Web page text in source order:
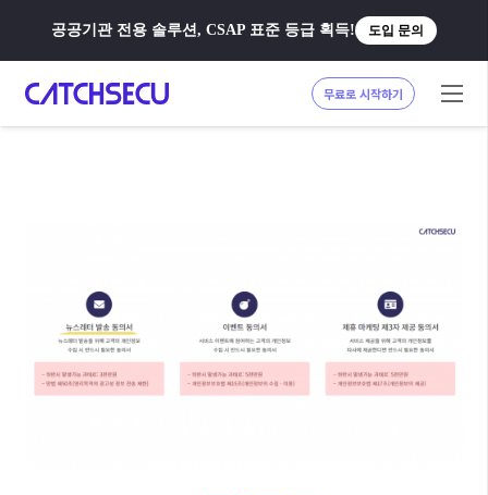
공공기관 전용 솔루션, CSAP 표준 등급 획득! 도입 문의
무료로 시작하기